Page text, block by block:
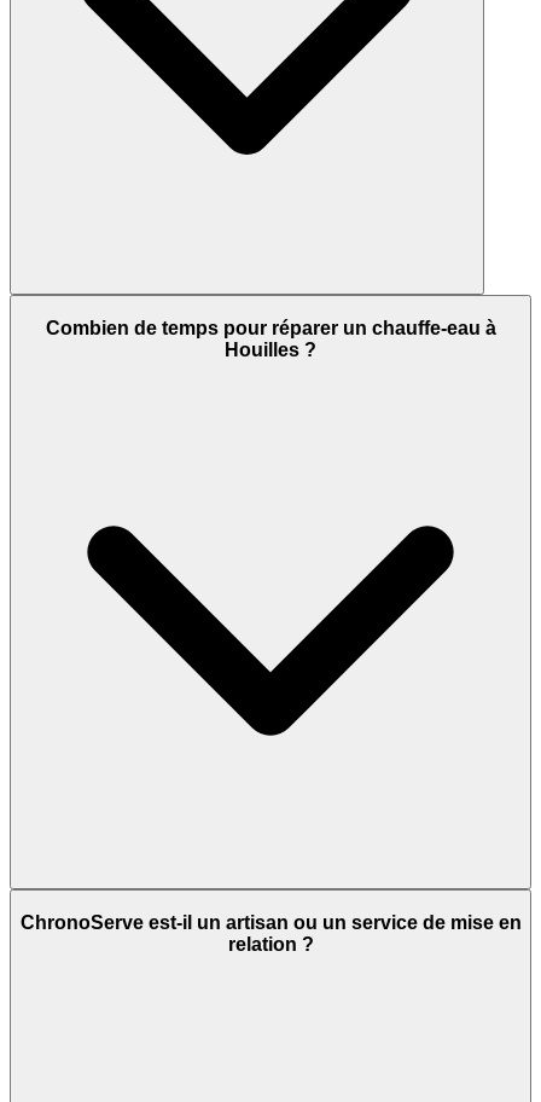
Combien de temps pour réparer un chauffe-eau à
Houilles ?
ChronoServe est-il un artisan ou un service de mise en
relation ?